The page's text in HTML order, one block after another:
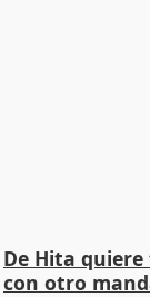
De Hita
con otro